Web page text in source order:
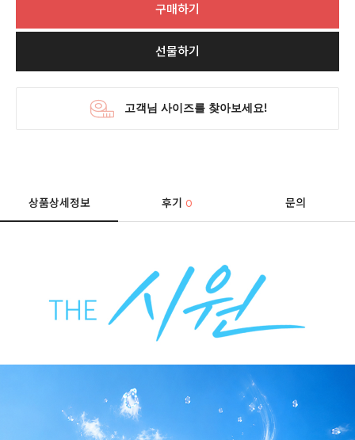
구매하기
선물하기
상품상세정보 후기0 문의